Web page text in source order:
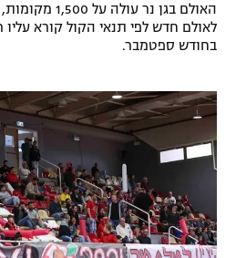
הצטרפות לחבילת הערוצים
תגיות
המגזין
האולם בגן נר
לאולם חדש לפי תנאי הקול קורא
בחודש ספטמבר.